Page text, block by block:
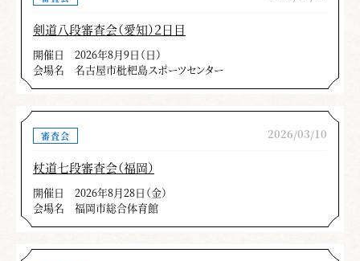
剣道八段審査会（愛知）２日目
開催日
2026年8月9日（日）
会場名
名古屋市枇杷島スポーツセンター
審査会 2026/03/10
杖道七段審査会（福岡）
開催日
2026年8月28日（金）
会場名
福岡市総合体育館